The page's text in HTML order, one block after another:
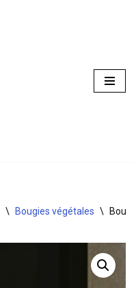
\ Bougies végétales \